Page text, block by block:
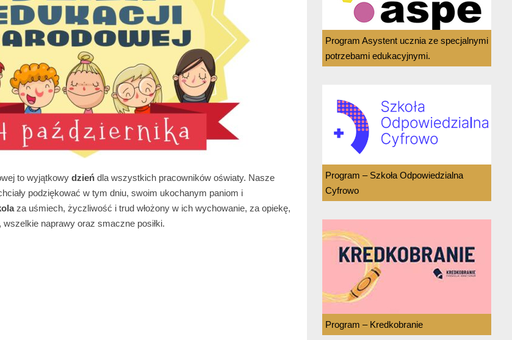
to wyjątkowy dzień dla wszystkich pracowników oświaty. Nasze
podziękować w tym dniu, swoim ukochanym paniom i
za uśmiech, życzliwość i trud włożony w ich wychowanie, za opiekę,
naprawy oraz smaczne posiłki.
Program Asystent ucznia ze specjalnymi
potrzebami edukacyjnymi.
Program – Szkoła Odpowiedzialna
Cyfrowo
Program – Kredkobranie